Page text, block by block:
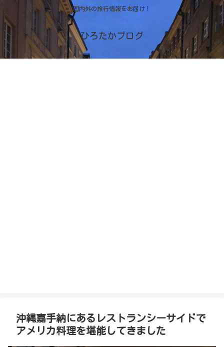
国内外の旅行情報をお届け！
ひろたかブログ
沖縄嘉手納にあるレストランシーサイドで
アメリカ料理を堪能してきました